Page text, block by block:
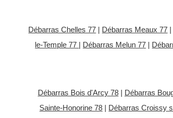
Débarras Chelles 77 | Débarras Meaux 77 |
le-Temple 77 | Débarras Melun 77 |
Débarras Bois d'Arcy 78| Débarras
Sainte-Honorine 78 | Débarras Croissy